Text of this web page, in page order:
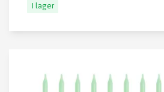
I lager